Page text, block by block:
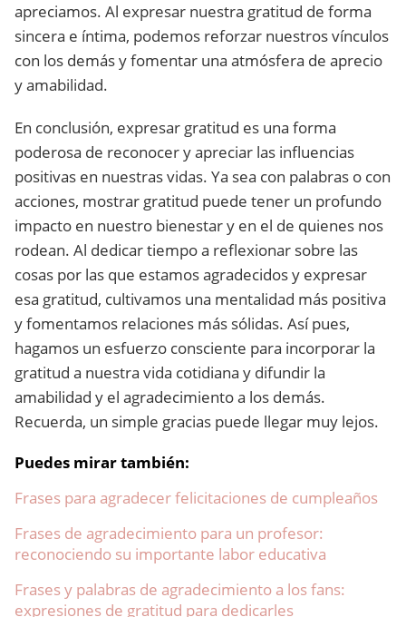
apreciamos. Al expresar nuestra gratitud de forma
sincera e íntima, podemos reforzar nuestros vínculos
con los demás y fomentar una atmósfera de aprecio
y amabilidad.
En conclusión, expresar gratitud es una forma
poderosa de reconocer y apreciar las influencias
positivas en nuestras vidas. Ya sea con palabras o con
acciones, mostrar gratitud puede tener un profundo
impacto en nuestro bienestar y en el de quienes nos
rodean. Al dedicar tiempo a reflexionar sobre las
cosas por las que estamos agradecidos y expresar
esa gratitud, cultivamos una mentalidad más positiva
y fomentamos relaciones más sólidas. Así pues,
hagamos un esfuerzo consciente para incorporar la
gratitud a nuestra vida cotidiana y difundir la
amabilidad y el agradecimiento a los demás.
Recuerda, un simple gracias puede llegar muy lejos.
Puedes mirar también:
Frases para agradecer felicitaciones de cumpleaños
Frases de agradecimiento para un profesor:
reconociendo su importante labor educativa
Frases y palabras de agradecimiento a los fans:
expresiones de gratitud para dedicarles